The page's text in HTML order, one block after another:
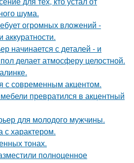
шума.
огромных вложений -
аккуратности.
начинается с деталей - и
делает атмосферу целостной.
с современным акцентом.
превратился в акцентный
для молодого мужчины.
с характером.
тонах.
полноценное